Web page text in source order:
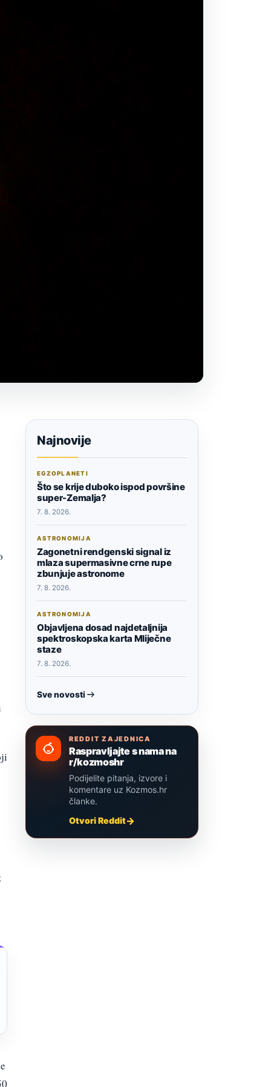
Najnovije
EGZOPLANETI
Što se krije duboko ispod površine
super-Zemalja?
7. 8. 2026.
ASTRONOMIJA
Zagonetni rendgenski signal iz
mlaza supermasivne crne rupe
zbunjuje astronome
7. 8. 2026.
ASTRONOMIJA
Objavljena dosad najdetaljnija
spektroskopska karta Mliječne
staze
7. 8. 2026.
Sve novosti
REDDIT ZAJEDNICA
Raspravljajte s nama na
r/kozmoshr
Podijelite pitanja, izvore i
komentare uz Kozmos.hr
članke.
Otvori Reddit